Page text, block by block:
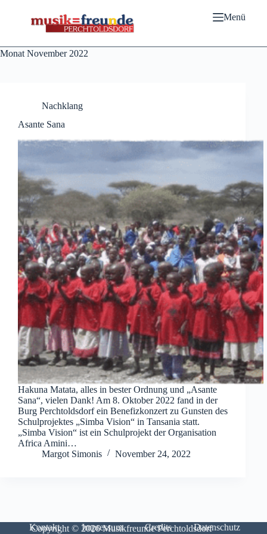
springen
Menü
Monat November 2022
Nachklang
Asante Sana
Hakuna Matata, alles in bester Ordnung und „Asante
Sana“, vielen Dank! Am 8. Oktober 2022 fand in der
Burg Perchtoldsdorf ein Benefizkonzert zu Gunsten des
Schulprojektes „Simba Vision“ in Tansania statt.
„Simba Vision“ ist ein Schulprojekt der Organisation
Africa Amini…
Margot Simonis
November 24, 2022
Kontakt Impressum Credits Datenschutz
Copyright © 2026 Musikfreunde Perchtoldsdorf